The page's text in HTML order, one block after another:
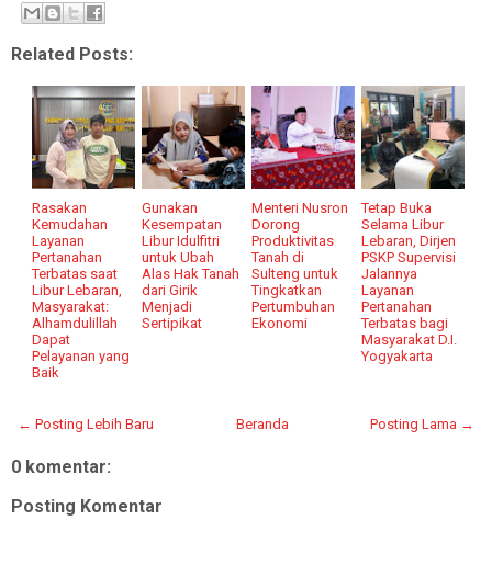
Related Posts:
Rasakan
Kemudahan
Layanan
Pertanahan
Terbatas saat
Libur Lebaran,
Masyarakat:
Alhamdulillah
Dapat
Pelayanan yang
Baik
Gunakan
Kesempatan
Libur Idulfitri
untuk Ubah
Alas Hak Tanah
dari Girik
Menjadi
Sertipikat
Menteri Nusron
Dorong
Produktivitas
Tanah di
Sulteng untuk
Tingkatkan
Pertumbuhan
Ekonomi
Tetap Buka
Selama Libur
Lebaran, Dirjen
PSKP Supervisi
Jalannya
Layanan
Pertanahan
Terbatas bagi
Masyarakat D.I.
Yogyakarta
← Posting Lebih Baru Posting Lama →
Beranda
0 komentar:
Posting Komentar